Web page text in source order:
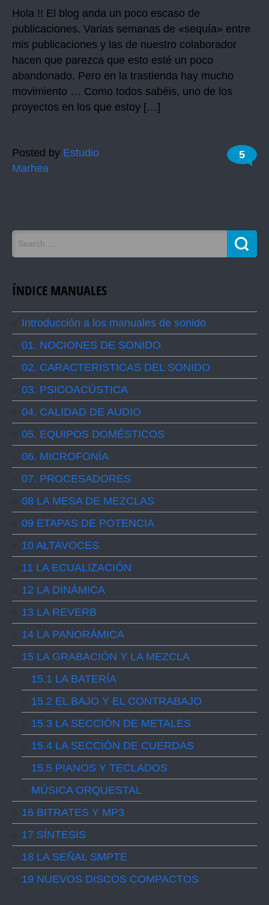
Hola !! El blog anda un poco escaso de
publicaciones. Varias semanas de «sequía» entre
mis publicaciones y las de nuestro colaborador
hacen que parezca que esto esté un poco
abandonado. Pero en la trastienda hay mucho
movimiento … Como todos sabéis, uno de los
proyectos en los que estoy […]
Posted by Estudio
Marhea
5
ÍNDICE MANUALES
Introducción a los manuales de sonido
01. NOCIONES DE SONIDO
02. CARACTERISTICAS DEL SONIDO
03. PSICOACÚSTICA
04. CALIDAD DE AUDIO
05. EQUIPOS DOMÉSTICOS
06. MICROFONÍA
07. PROCESADORES
08 LA MESA DE MEZCLAS
09 ETAPAS DE POTENCIA
10 ALTAVOCES
11 LA ECUALIZACIÓN
12 LA DINÁMICA
13 LA REVERB
14 LA PANORÁMICA
15 LA GRABACIÓN Y LA MEZCLA
15.1 LA BATERÍA
15.2 EL BAJO Y EL CONTRABAJO
15.3 LA SECCIÓN DE METALES
15.4 LA SECCIÓN DE CUERDAS
15.5 PIANOS Y TECLADOS
MÚSICA ORQUESTAL
16 BITRATES Y MP3
17 SÍNTESIS
18 LA SEÑAL SMPTE
19 NUEVOS DISCOS COMPACTOS